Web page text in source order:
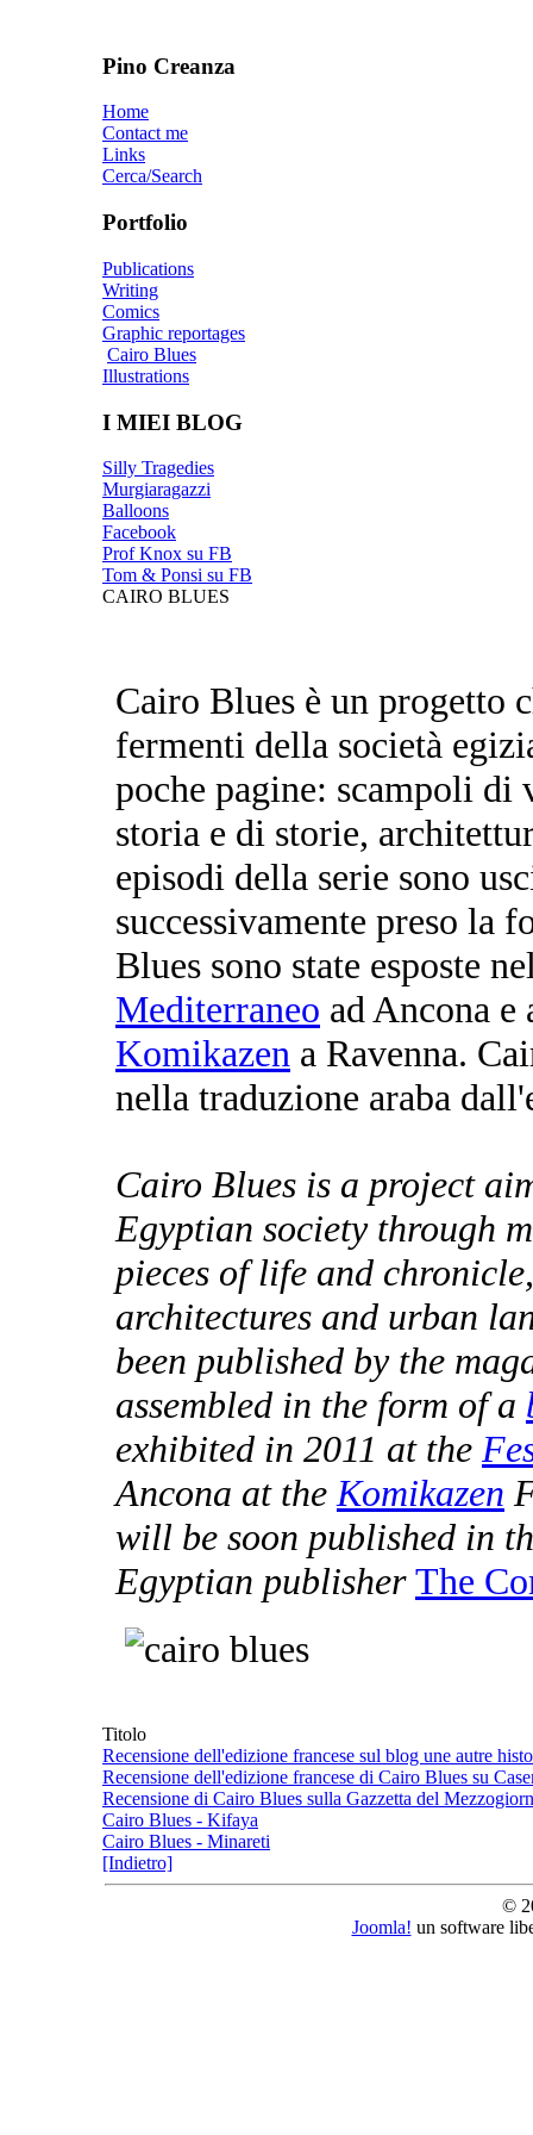
Pino Creanza
Home
Contact me
Links
Cerca/Search
Portfolio
Publications
Writing
Comics
Graphic reportages
Cairo Blues
Illustrations
I MIEI BLOG
Silly Tragedies
Murgiaragazzi
Balloons
Facebook
Prof Knox su FB
Tom & Ponsi su FB
CAIRO BLUES
Cairo Blues è un progetto
fermenti della società
poche pagine: scampoli
storia e di storie,
episodi della serie sono
successivamente preso la
Blues sono state esposte
Mediterraneo ad Ancona
Komikazen a Ravenna.
nella traduzione araba
Cairo Blues is a project
Egyptian society through
pieces of life and
architectures and urban
been published by the
assembled in the form of a
exhibited in 2011 at the
Ancona at theKomikazen
will be soon published in
Egyptian publisherThe
Titolo
Recensione dell'edizione francese sul blog une autre
Recensione dell'edizione francese di Cairo Blues su
Recensione di Cairo Blues sulla Gazzetta del
Cairo Blues - Kifaya
Cairo Blues - Minareti
[Indietro]
©
Joomla! un software